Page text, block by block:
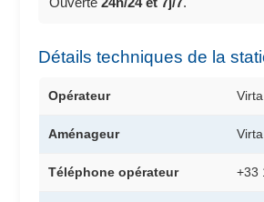
Détails techniques de la
Opérateur Virta
Aménageur Virta
Téléphone opérateur +33